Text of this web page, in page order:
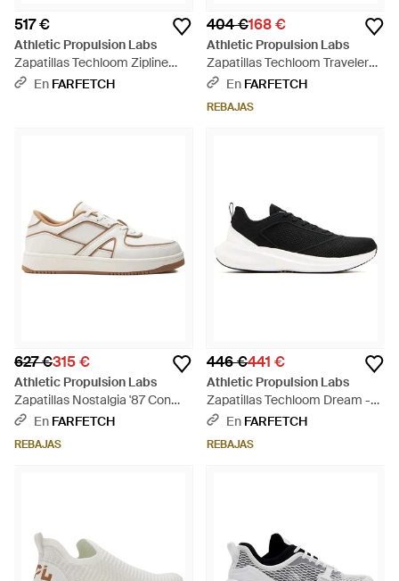
517 €
Athletic Propulsion Labs
Zapatillas Techloom Zipline
Texturizadas - Negro
En FARFETCH
404 €168 €
Athletic Propulsion Labs
Zapatillas Techloom Traveler
Slip On - Negro
En FARFETCH
REBAJAS
627 €315 €
Athletic Propulsion Labs
Zapatillas Nostalgia '87 Con
Cordones - Blanco
En FARFETCH
REBAJAS
446 €441 €
Athletic Propulsion Labs
Zapatillas Techloom Dream -
Negro
En FARFETCH
REBAJAS